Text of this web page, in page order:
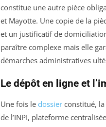
constitue une autre pièce
et Mayotte. Une copie de la
et un justificatif de
paraître complexe mais elle
démarches administratives
Le dépôt en ligne et
Une fois le dossier constitué,
de l’INPI, plateforme